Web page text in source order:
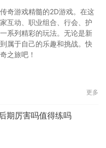
奇游戏精髓的2D游戏。在这
互动、职业组合、行会、护
系列精彩的玩法。无论是新
属于自己的乐趣和挑战。快
之旅吧！
更多
期厉害吗值得练吗